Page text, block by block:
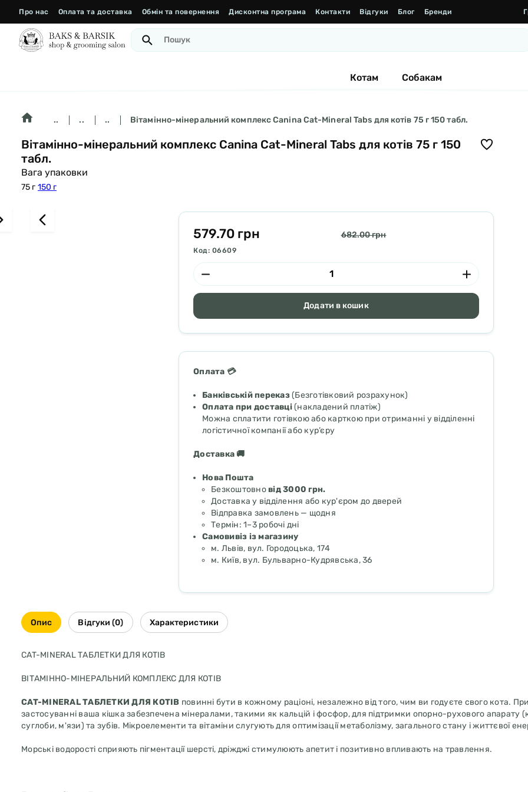
Про нас Оплата та доставка Обмін та повернення Дисконтна програма Контакти Відгуки Блог Бренди
Котам Собакам
.. .. .. Вітамінно-мінеральний комплекс Canina Cat-Mineral Tabs для котів 75 г 150 табл.
Вітамінно-мінеральний комплекс Canina Cat-Mineral Tabs для котів 75 г 150
табл.
Вага упаковки
75 г 150 г
579.70 грн 682.00 грн
Код: 06609
Додати в кошик
Оплата 💳
Банківській переказ(Безготівковий розрахунок)
Оплата при доставці(накладений платіж)
Можна сплатити готівкою або карткою при отриманні у відділенні
логістичної компанії або кур’єру
Доставка 🚚
Нова Пошта
Безкоштовновід 3000 грн.
Доставка у відділення або кур'єром до дверей
Відправка замовлень — щодня
Термін: 1–3 робочі дні
Самовивіз із магазину
м. Львів, вул. Городоцька, 174
м. Київ, вул. Бульварно-Кудрявська, 36
Опис Відгуки (0) Характеристики
CAT-MINERAL ТАБЛЕТКИ ДЛЯ КОТІВ
ВІТАМІННО-МІНЕРАЛЬНИЙ КОМПЛЕКС ДЛЯ КОТІВ
CAT-MINERAL ТАБЛЕТКИ ДЛЯ КОТІВ повинні бути в кожному раціоні, незалежно від того, чим ви годуєте свого кота.
застосуванні ваша кішка забезпечена мінералами, такими як кальцій і фосфор, для підтримки опорно-рухового апарату
суглоби, м'язи) та зубів. Мікроелементи та вітаміни слугують для оптимізації метаболізму, загального стану і життєвої
Морські водорості сприяють пігментації шерсті, дріжджі стимулюють апетит і позитивно впливають на травлення.